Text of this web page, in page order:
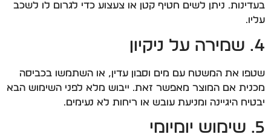
בעדינות. ניתן לשים חטיף קטן או צעצוע כדי לגרום לו לשכב
עליו.
4. שמירה על ניקיון
שטפו את המשטח עם מים וסבון עדין, או השתמשו בכביסה
מכנית אם המוצר מאפשר זאת. ייבוש מלא לפני השימוש הבא
יבטיח היגיינה ומניעת עובש או ריחות לא נעימים.
5. שימוש יומיומי